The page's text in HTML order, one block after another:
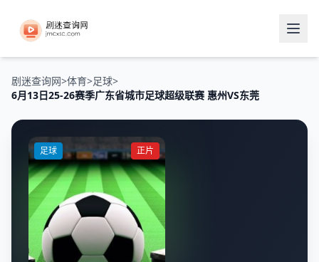
剧迷查询网>体育>足球>
6月13日25-26赛季广东省城市足球超级联赛 惠州VS东莞
足球 正片